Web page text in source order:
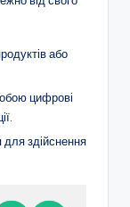
або
цифрові
для здійснення